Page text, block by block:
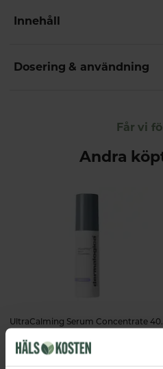
Innehåll
Dosering & användning
Får vi
Andra
UltraCalming Serum Concentrate 40ml
599 kr